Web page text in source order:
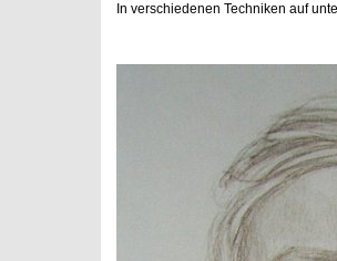
In verschiedenen Techniken auf